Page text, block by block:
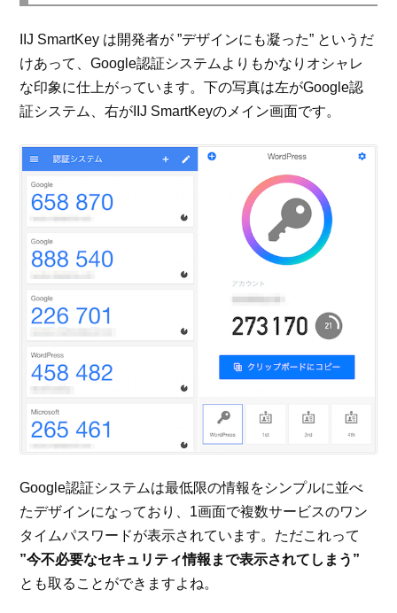
IIJ SmartKey は開発者が ”デザインにも凝った” というだ
けあって、Google認証システムよりもかなりオシャレ
な印象に仕上がっています。下の写真は左がGoogle認
証システム、右がIIJ SmartKeyのメイン画面です。
Google認証システムは最低限の情報をシンプルに並べ
たデザインになっており、1画面で複数サービスのワン
タイムパスワードが表示されています。ただこれって
”今不必要なセキュリティ情報まで表示されてしまう”
とも取ることができますよね。